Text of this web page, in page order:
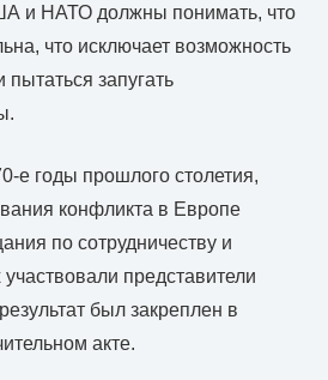
и НАТО должны понимать, что
что исключает возможность
пытаться запугать
е годы прошлого столетия,
конфликта в Европе
по сотрудничеству и
представители
был закреплен в
акте.